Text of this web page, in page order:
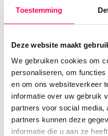
Toestemming
Deze website maakt
We gebruiken cookies om
personaliseren, om
en om ons websiteverkeer
informatie over uw gebruik
partners voor social media,
partners kunnen deze
informatie die u aan ze
Trongsa Dzong: de
strategisch is boven
historisch gezien de
die van west naar oost
oorspronkelijk in 1543
het uitgebreid en een
meesterwerk
binnenplaatsen en